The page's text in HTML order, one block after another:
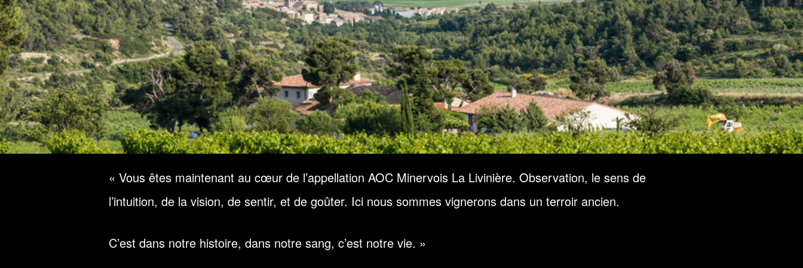
« Vous êtes maintenant au cœur de l’appellation AOC Minervois La Livinière. Observation, le sens de
l’intuition, de la vision, de sentir, et de goûter. Ici nous sommes vignerons dans un terroir ancien.
C’est dans notre histoire, dans notre sang, c’est notre vie. »